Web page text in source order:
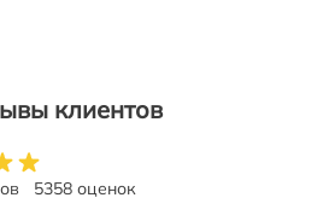
клиентов
5358 оценок